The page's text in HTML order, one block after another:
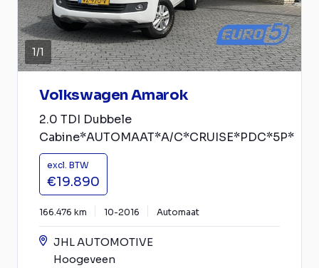
1/1
Volkswagen Amarok
2.0 TDI Dubbele
Cabine*AUTOMAAT*A/C*CRUISE*PDC*5P*
excl. BTW
€19.890
166.476 km 10-2016 Automaat
JHL AUTOMOTIVE
Hoogeveen